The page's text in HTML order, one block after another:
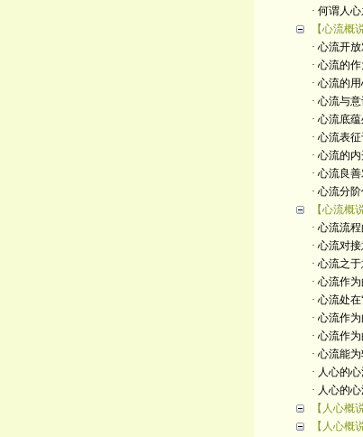
· 何谓人
【心流概
· 心流开
· 心流的
· 心流的
· 心流与
· 心流底
· 心流表
· 心流的
· 心流良
· 心流分
【心流概
· 心流流
· 心流对
· 心流之
· 心流作
· 心流处
· 心流作
· 心流作
· 心流能
· 人心的
· 人心的
【人心概
【人心概